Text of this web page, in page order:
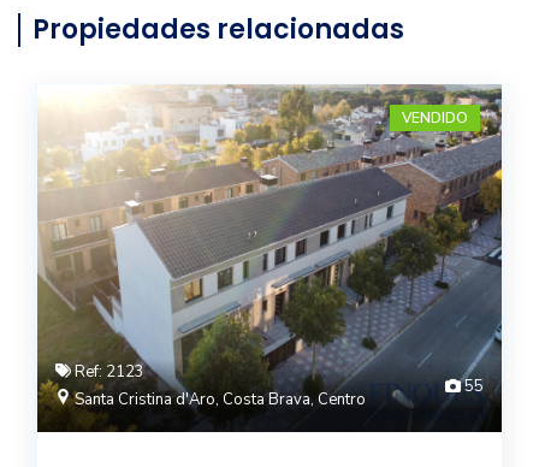
Propiedades relacionadas
VENDIDO
Ref: 2123
Santa Cristina d'Aro, Costa Brava, Centro
55